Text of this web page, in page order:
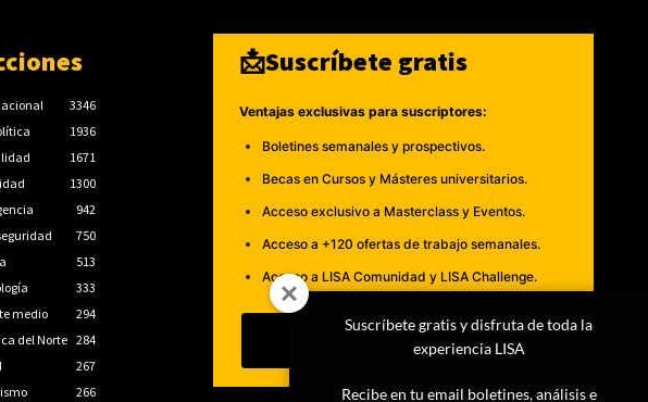
3346
1936
1671
1300
942
750
513
333
medio
294
del Norte 284
267
266
📩Suscríbete gratis
Ventajas exclusivas para suscriptores:
Boletines semanales y prospectivos.
Becas en Cursos y Másteres universitarios.
Acceso exclusivo a Masterclass y Eventos.
Acceso a +120 ofertas de trabajo semanales.
Acceso a LISA Comunidad y LISA Challenge.
Suscribirme
Suscríbete gratis y disfruta de toda la
experiencia LISA
Recibe en tu email boletines, análisis e